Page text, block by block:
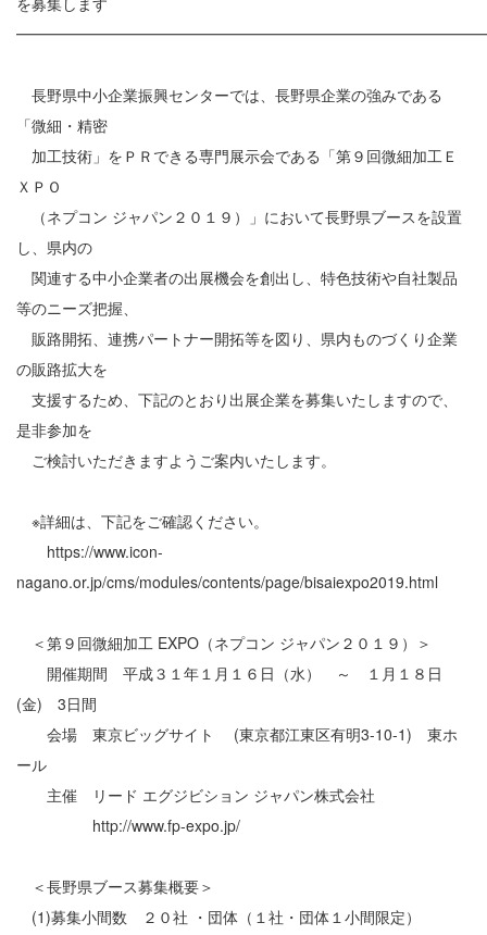
長野県中小企業振興センターでは、長野県企業の強みである
「微細・精密
加工技術」をＰＲできる専門展示会である「第９回微細加工Ｅ
ＸＰＯ
（ネプコン ジャパン２０１９）」において長野県ブースを設置
し、県内の
関連する中小企業者の出展機会を創出し、特色技術や自社製品
等のニーズ把握、
販路開拓、連携パートナー開拓等を図り、県内ものづくり企業
の販路拡大を
支援するため、下記のとおり出展企業を募集いたしますので、
是非参加を
ご検討いただきますようご案内いたします。
※詳細は、下記をご確認ください。
https://www.icon-
nagano.or.jp/cms/modules/contents/page/bisaiexpo2019.html
＜第９回微細加工 EXPO（ネプコン ジャパン２０１９）＞
開催期間 平成３１年１月１６日（水） ～ １月１８日
(金) 3日間
会場 東京ビッグサイト (東京都江東区有明3-10-1) 東ホ
ール
主催 リード エグジビション ジャパン株式会社
http://www.fp-expo.jp/
＜長野県ブース募集概要＞
(1)募集小間数 ２０社 ・団体（１社・団体１小間限定）